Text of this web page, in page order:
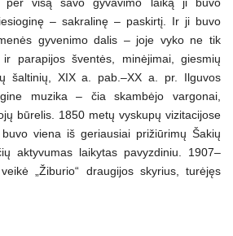
per visą savo gyvavimo laiką ji buvo
– sakralinę – paskirtį. Ir ji buvo
gyvenimo dalis – joje vyko ne tik
parapijos šventės, minėjimai, giesmių
šaltinių, XIX a. pab.–XX a. pr. Ilguvos
muzika – čia skambėjo vargonai,
būrelis. 1850 metų vyskupų vizitacijose
viena iš geriausiai prižiūrimų Šakių
aktyvumas laikytas pavyzdiniu. 1907–
„Žiburio“ draugijos skyrius, turėjęs